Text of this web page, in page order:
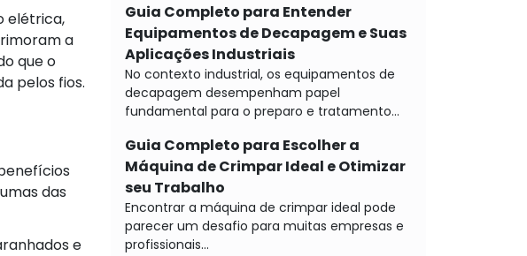
elétrica,
a
que o
pelos fios.
das
e
Guia Completo para Entender
Equipamentos de Decapagem e Suas
Aplicações Industriais
No contexto industrial, os equipamentos de
decapagem desempenham papel
fundamental para o preparo e tratamento...
Guia Completo para Escolher a
Máquina de Crimpar Ideal e Otimizar
seu Trabalho
Encontrar a máquina de crimpar ideal pode
parecer um desafio para muitas empresas e
profissionais...